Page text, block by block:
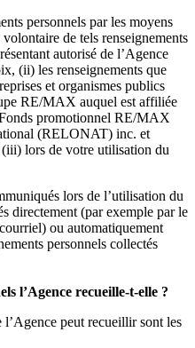
personnels par les moyens
de tels renseignements
autorisé de l’Agence
(ii) les renseignements que
et organismes publics
RE/MAX auquel est affiliée
promotionnel RE/MAX
(RELONAT) inc. et
lors de votre utilisation du
lors de l’utilisation du
directement (par exemple par le
ou automatiquement
personnels collectés
l’Agence recueille-t-elle ?
l’Agence peut recueillir sont les